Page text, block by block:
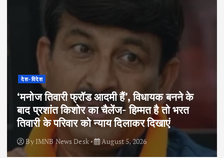
देश-विदेश
‘मनोज तिवारी फ्रॉड आदमी हैं’, विधायक बनने के
बाद प्रशांत किशोर का चैलेंज- हिम्मत है तो भरत
तिवारी के परिवार को न्याय दिलाकर दिखाएं
By IMNB News Desk August 5, 2026